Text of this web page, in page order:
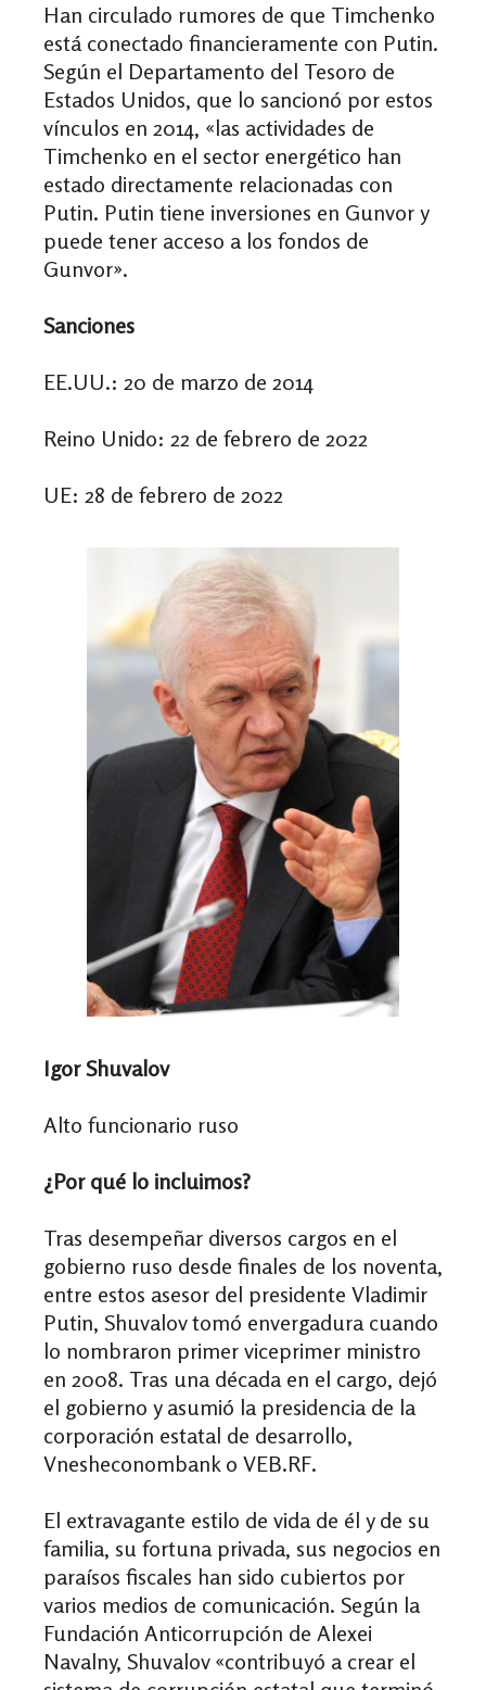
Han circulado rumores de que Timchenko
está conectado financieramente con Putin.
Según el Departamento del Tesoro de
Estados Unidos, que lo sancionó por estos
vínculos en 2014, «las actividades de
Timchenko en el sector energético han
estado directamente relacionadas con
Putin. Putin tiene inversiones en Gunvor y
puede tener acceso a los fondos de
Gunvor».
Sanciones
EE.UU.: 20 de marzo de 2014
Reino Unido: 22 de febrero de 2022
UE: 28 de febrero de 2022
Igor Shuvalov
Alto funcionario ruso
¿Por qué lo incluimos?
Tras desempeñar diversos cargos en el
gobierno ruso desde finales de los noventa,
entre estos asesor del presidente Vladimir
Putin, Shuvalov tomó envergadura cuando
lo nombraron primer viceprimer ministro
en 2008. Tras una década en el cargo, dejó
el gobierno y asumió la presidencia de la
corporación estatal de desarrollo,
Vnesheconombank o VEB.RF.
El extravagante estilo de vida de él y de su
familia, su fortuna privada, sus negocios en
paraísos fiscales han sido cubiertos por
varios medios de comunicación. Según la
Fundación Anticorrupción de Alexei
Navalny, Shuvalov «contribuyó a crear el